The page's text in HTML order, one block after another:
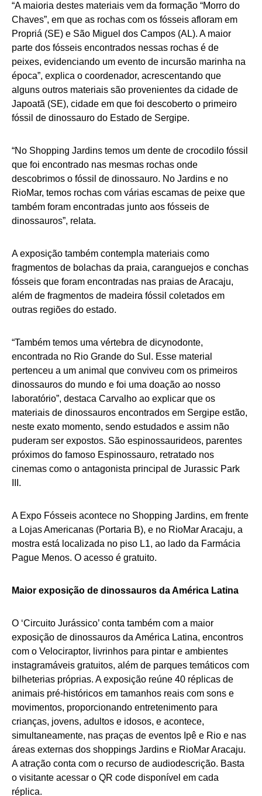
“A maioria destes materiais vem da formação “Morro do
Chaves”, em que as rochas com os fósseis afloram em
Propriá (SE) e São Miguel dos Campos (AL). A maior
parte dos fósseis encontrados nessas rochas é de
peixes, evidenciando um evento de incursão marinha na
época”, explica o coordenador, acrescentando que
alguns outros materiais são provenientes da cidade de
Japoatã (SE), cidade em que foi descoberto o primeiro
fóssil de dinossauro do Estado de Sergipe.
“No Shopping Jardins temos um dente de crocodilo fóssil
que foi encontrado nas mesmas rochas onde
descobrimos o fóssil de dinossauro. No Jardins e no
RioMar, temos rochas com várias escamas de peixe que
também foram encontradas junto aos fósseis de
dinossauros”, relata.
A exposição também contempla materiais como
fragmentos de bolachas da praia, caranguejos e conchas
fósseis que foram encontradas nas praias de Aracaju,
além de fragmentos de madeira fóssil coletados em
outras regiões do estado.
“Também temos uma vértebra de dicynodonte,
encontrada no Rio Grande do Sul. Esse material
pertenceu a um animal que conviveu com os primeiros
dinossauros do mundo e foi uma doação ao nosso
laboratório”, destaca Carvalho ao explicar que os
materiais de dinossauros encontrados em Sergipe estão,
neste exato momento, sendo estudados e assim não
puderam ser expostos. São espinossaurideos, parentes
próximos do famoso Espinossauro, retratado nos
cinemas como o antagonista principal de Jurassic Park
III.
A Expo Fósseis acontece no Shopping Jardins, em frente
a Lojas Americanas (Portaria B), e no RioMar Aracaju, a
mostra está localizada no piso L1, ao lado da Farmácia
Pague Menos. O acesso é gratuito.
Maior exposição de dinossauros da América Latina
O ‘Circuito Jurássico’ conta também com a maior
exposição de dinossauros da América Latina, encontros
com o Velociraptor, livrinhos para pintar e ambientes
instagramáveis gratuitos, além de parques temáticos com
bilheterias próprias. A exposição reúne 40 réplicas de
animais pré-históricos em tamanhos reais com sons e
movimentos, proporcionando entretenimento para
crianças, jovens, adultos e idosos, e acontece,
simultaneamente, nas praças de eventos Ipê e Rio e nas
áreas externas dos shoppings Jardins e RioMar Aracaju.
A atração conta com o recurso de audiodescrição. Basta
o visitante acessar o QR code disponível em cada
réplica.